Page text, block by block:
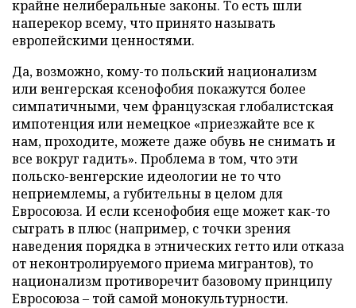
крайне нелиберальные законы. То есть шли
наперекор всему, что принято называть
европейскими ценностями.
Да, возможно, кому-то польский национализм
или венгерская ксенофобия покажутся более
симпатичными, чем французская глобалистская
импотенция или немецкое «приезжайте все к
нам, проходите, можете даже обувь не снимать и
все вокруг гадить». Проблема в том, что эти
польско-венгерские идеологии не то что
неприемлемы, а губительны в целом для
Евросоюза. И если ксенофобия еще может как-то
сыграть в плюс (например, с точки зрения
наведения порядка в этнических гетто или отказа
от неконтролируемого приема мигрантов), то
национализм противоречит базовому принципу
Евросоюза – той самой монокультурности.